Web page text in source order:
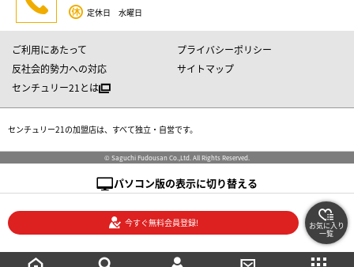
定休日 水曜日
ご利用にあたって
プライバシーポリシー
反社会的勢力への対応
サイトマップ
センチュリー21とは
センチュリー21の加盟店は、すべて独立・自営です。
© Saguchi Fudousan Co.,Ltd. All Rights Reserved.
パソコン版の表示に切り替える
今すぐ無料会員登録! お気に入り
一覧